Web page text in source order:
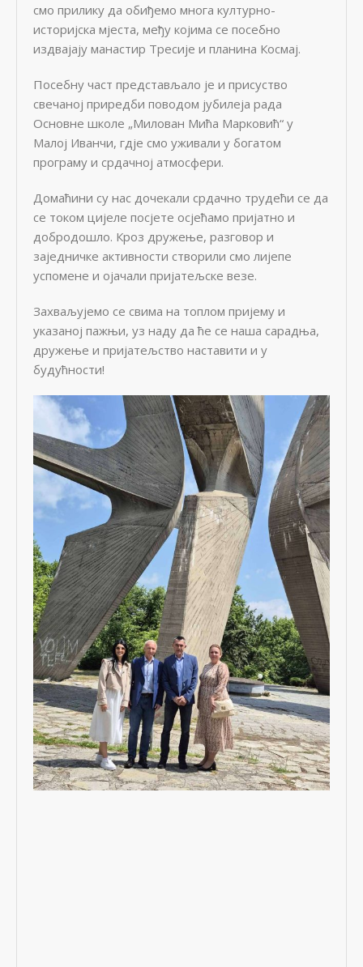
смо прилику да обиђемо многа културно-
историјска мјеста, међу којима се посебно
издвајају манастир Тресије и планина Космај.
Посебну част представљало је и присуство
свечаној приредби поводом јубилеја рада
Основне школе „Милован Мића Марковић“ у
Малој Иванчи, гдје смо уживали у богатом
програму и срдачној атмосфери.
Домаћини су нас дочекали срдачно трудећи се да
се током цијеле посјете осјећамо пријатно и
добродошло. Кроз дружење, разговор и
заједничке активности створили смо лијепе
успомене и ојачали пријатељске везе.
Захваљујемо се свима на топлом пријему и
указаној пажњи, уз наду да ће се наша сарадња,
дружење и пријатељство наставити и у
будућности!